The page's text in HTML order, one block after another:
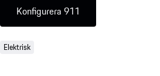
Konfigurera 911
Elektrisk